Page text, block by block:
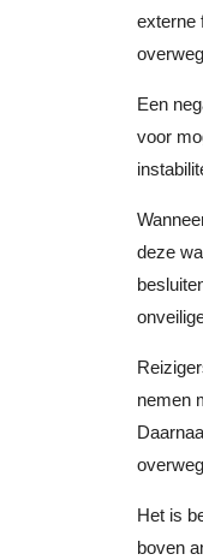
externe
Een
voor
deze
nemen
Het is
boven